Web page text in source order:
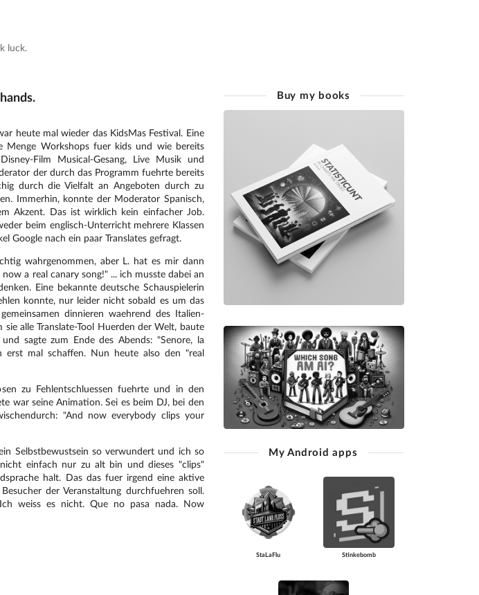
luck.
heute mal wieder das KidsMas Festival. Eine
Menge Workshops fuer kids und wie bereits
Film Musical-Gesang, Live Musik und
der durch das Programm fuehrte bereits
durch die Vielfalt an Angeboten durch zu
Immerhin, konnte der Moderator Spanisch,
Akzent. Das ist wirklich kein einfacher Job.
beim englisch-Unterricht mehrere Klassen
Google nach ein paar Translates gefragt.
wahrgenommen, aber L. hat es mir dann
a real canary song!" ... ich musste dabei an
Eine bekannte deutsche Schauspielerin
konnte, nur leider nicht sobald es um das
dinnieren waehrend des Italien-
alle Translate-Tool Huerden der Welt, baute
sagte zum Ende des Abends: "Senore, la
erst mal schaffen. Nun heute also den "real
zu Fehlentschluessen fuehrte und in den
war seine Animation. Sei es beim DJ, bei den
"And now everybody clips your
Selbstbewustsein so verwundert und ich so
einfach nur zu alt bin und dieses "clips"
halt. Das das fuer irgend eine aktive
der Veranstaltung durchfuehren soll.
weiss es nicht. Que no pasa nada. Now
Buy my books
My Android apps
StaLaFlu Stinkebomb